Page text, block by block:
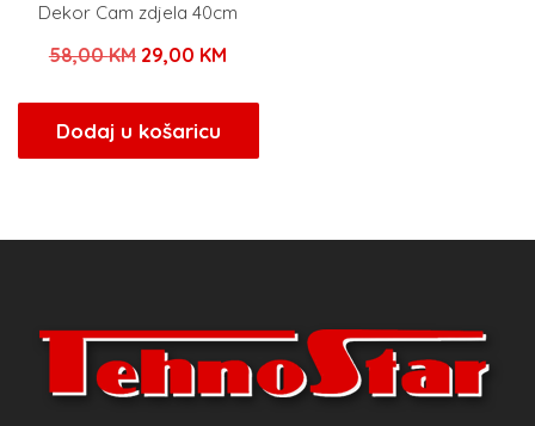
Dekor Cam zdjela 40cm
58,00KM Izvorna
bila
je:
29,00 KMTrenutna
29,00 KM.
Dodaj u košaricu